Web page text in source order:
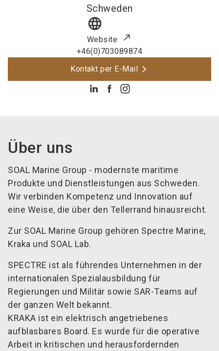
Schweden
language
Website
+46(0)703089874
Kontakt per E-Mail
Über uns
SOAL Marine Group - modernste maritime
Produkte und Dienstleistungen aus Schweden.
Wir verbinden Kompetenz und Innovation auf
eine Weise, die über den Tellerrand hinausreicht.
Zur SOAL Marine Group gehören Spectre Marine,
Kraka und SOAL Lab.
SPECTRE ist als führendes Unternehmen in der
internationalen Spezialausbildung für
Regierungen und Militär sowie SAR-Teams auf
der ganzen Welt bekannt.
KRAKA ist ein elektrisch angetriebenes
aufblasbares Board. Es wurde für die operative
Arbeit in kritischen und herausfordernden